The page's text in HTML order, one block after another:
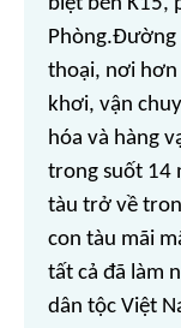
biệt bến K15,
Phòng.Đường
thoại, nơi
khơi, vận
hóa và hàng
trong suốt 14
tàu trở về
con tàu mãi
tất cả đã làm
dân tộc Việt